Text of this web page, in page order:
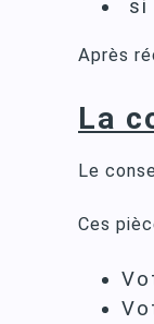
si
Après
La
Le
Ces